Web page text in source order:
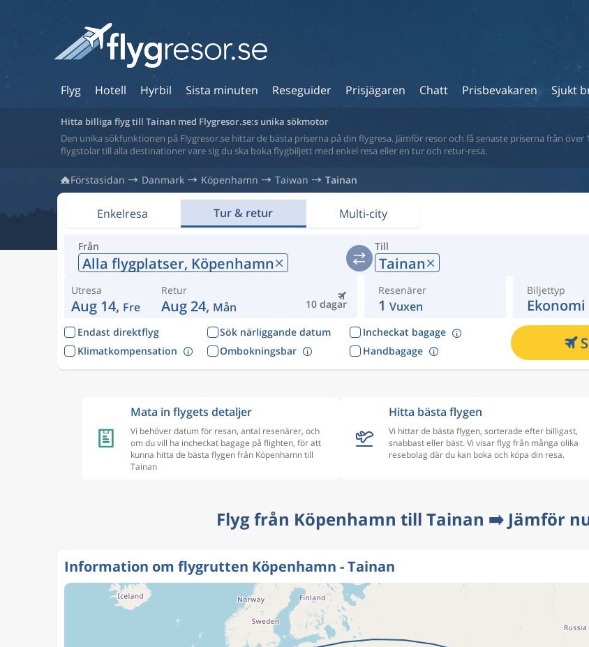
Flyg Hotell Hyrbil Sista minuten Reseguider Prisjägaren Chatt Prisbevakaren Sjukt
Hitta billiga flyg till Tainan med Flygresor.se:s unika sökmotor
Den unika sökfunktionen på Flygresor.se hittar de bästa priserna på din flygresa. Jämför resor och få senaste priserna från
flygstolar till alla destinationer vare sig du ska boka flygbiljett med enkel resa eller en tur och retur-resa.
Förstasidan Danmark Köpenhamn Taiwan Tainan
Enkelresa Tur & retur Multi-city
Från
Alla flygplatser, Köpenhamn
Till
Tainan
Utresa
Aug 14, Fre 10 dagar
Retur
Aug 24, Mån
Resenärer
1 Vuxen
Biljettyp
Ekonomi
Endast direktflyg Sök närliggande datum
Incheckat bagage
Klimatkompensation
Ombokningsbar Handbagage
Mata in flygets detaljer
Vi behöver datum för resan, antal resenärer, och
om du vill ha incheckat bagage på flighten, för att
kunna hitta de bästa flygen från Köpenhamn till
Tainan
Hitta bästa flygen
Vi hittar de bästa flygen, sorterade efter billigast,
snabbast eller bäst. Vi visar flyg från många olika
resebolag där du kan boka och köpa din resa.
Flyg från Köpenhamn till Tainan ➡️ Jämför
Information om flygrutten Köpenhamn - Tainan